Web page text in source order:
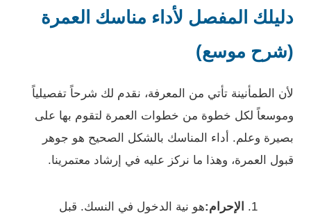
دليلك المفصل لأداء مناسك العمرة
(شرح موسع)
لأن الطمأنينة تأتي من المعرفة، نقدم لك شرحاً تفصيلياً
وموسعاً لكل خطوة من خطوات العمرة لتقوم بها على
بصيرة وعلم. أداء المناسك بالشكل الصحيح هو جوهر
قبول العمرة، وهذا ما نركز عليه في إرشاد معتمرينا.
الإحرام:هو نية الدخول في النسك. قبل